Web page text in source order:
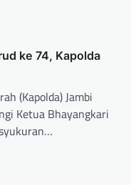
ke 74, Kapolda
(Kapolda) Jambi
Ketua Bhayangkari